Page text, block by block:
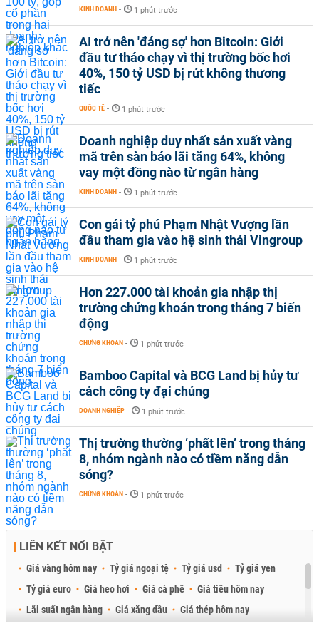
KINH DOANH - 1 phút trước
AI trở nên 'đáng sợ' hơn Bitcoin: Giới
đầu tư tháo chạy vì thị trường bốc hơi
40%, 150 tỷ USD bị rút không thương
tiếc
QUỐC TẾ - 1 phút trước
Doanh nghiệp duy nhất sản xuất vàng
mã trên sàn báo lãi tăng 64%, không
vay một đồng nào từ ngân hàng
KINH DOANH - 1 phút trước
Con gái tỷ phú Phạm Nhật Vượng lần
đầu tham gia vào hệ sinh thái Vingroup
KINH DOANH - 1 phút trước
Hơn 227.000 tài khoản gia nhập thị
trường chứng khoán trong tháng 7 biến
động
CHỨNG KHOÁN - 1 phút trước
Bamboo Capital và BCG Land bị hủy tư
cách công ty đại chúng
DOANH NGHIỆP - 1 phút trước
Thị trường thường ‘phất lên’ trong tháng
8, nhóm ngành nào có tiềm năng dẫn
sóng?
CHỨNG KHOÁN - 1 phút trước
LIÊN KẾT NỔI BẬT
Giá vàng hôm nay Tỷ giá ngoại tệ Tỷ giá usd
Tỷ giá yen
Tỷ giá euro
Giá heo hơi Giá cà phê
Giá tiêu hôm nay
Lãi suất ngân hàng
Giá xăng dầu
Giá thép hôm nay